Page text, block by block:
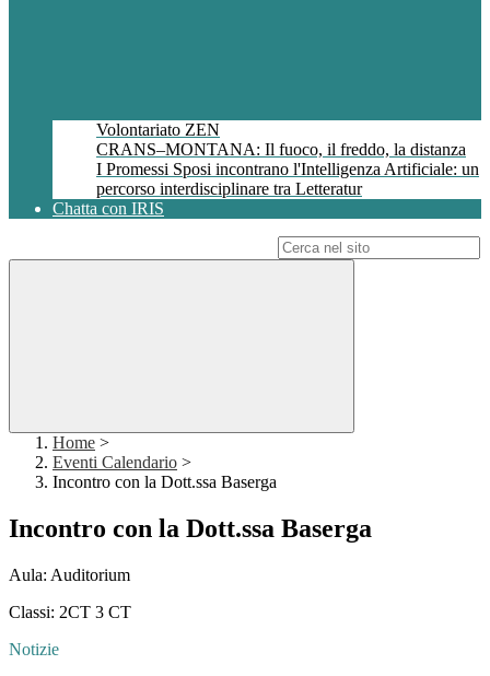
Volontariato ZEN
CRANS–MONTANA: Il fuoco, il freddo, la distanza
I Promessi Sposi incontrano l'Intelligenza Artificiale: un
percorso interdisciplinare tra Letteratur
Chatta con IRIS
Home >
Eventi Calendario >
Incontro con la Dott.ssa Baserga
Incontro con la Dott.ssa Baserga
Aula: Auditorium
Classi: 2CT 3 CT
Notizie